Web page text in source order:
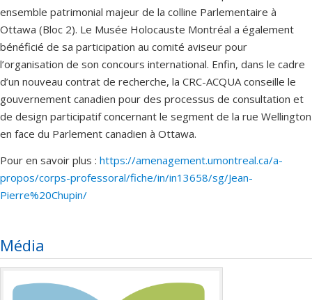
ensemble patrimonial majeur de la colline Parlementaire à
Ottawa (Bloc 2). Le Musée Holocauste Montréal a également
bénéficié de sa participation au comité aviseur pour
l’organisation de son concours international. Enfin, dans le cadre
d’un nouveau contrat de recherche, la CRC-ACQUA conseille le
gouvernement canadien pour des processus de consultation et
de design participatif concernant le segment de la rue Wellington
en face du Parlement canadien à Ottawa.
Pour en savoir plus : https://amenagement.umontreal.ca/a-
propos/corps-professoral/fiche/in/in13658/sg/Jean-
Pierre%20Chupin/
Média